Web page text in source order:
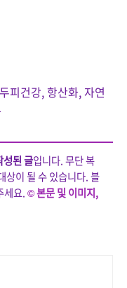
피건강, 항산화, 자연
된 글입니다. 무단 복
상이 될 수 있습니다. 블
세요.© 본문 및 이미지,